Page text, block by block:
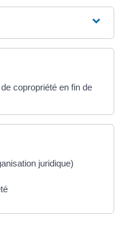
copropriété en fin de
juridique)